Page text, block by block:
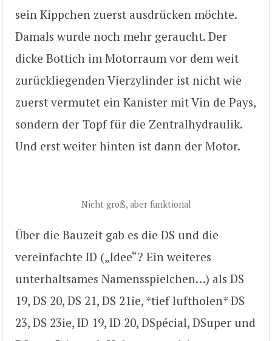
sein Kippchen zuerst ausdrücken möchte.
Damals wurde noch mehr geraucht. Der
dicke Bottich im Motorraum vor dem weit
zurückliegenden Vierzylinder ist nicht wie
zuerst vermutet ein Kanister mit Vin de Pays,
sondern der Topf für die Zentralhydraulik.
Und erst weiter hinten ist dann der Motor.
Nicht groß, aber funktional
Über die Bauzeit gab es die DS und die
vereinfachte ID („Idee“? Ein weiteres
unterhaltsames Namensspielchen…) als DS
19, DS 20, DS 21, DS 21ie, *tief luftholen* DS
23, DS 23ie, ID 19, ID 20, DSpécial, DSuper und